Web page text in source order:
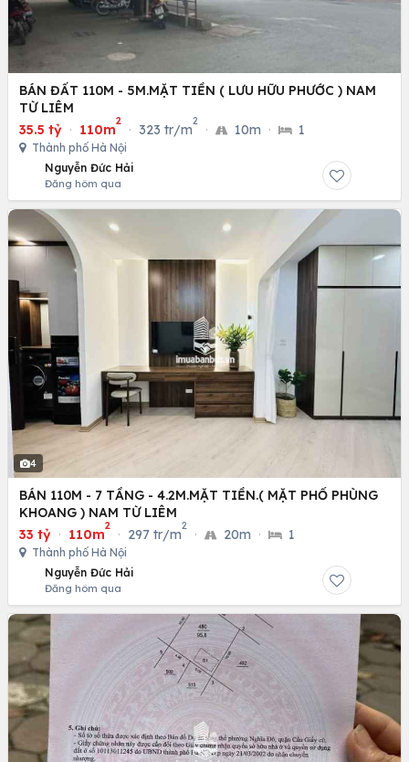
BÁN ĐẤT 110M - 5M.MẶT TIỀN ( LƯU HỮU PHƯỚC ) NAM
TỪ LIÊM
35.5 tỷ · 110m
2
· 323 tr/m
2
· 10m · 1
Thành phố Hà Nội
Nguyễn Đức Hải
Đăng hôm qua
4
BÁN 110M - 7 TẦNG - 4.2M.MẶT TIỀN.( MẶT PHỐ PHÙNG
KHOANG ) NAM TỪ LIÊM
33 tỷ · 110m
2
· 297 tr/m
2
· 20m · 1
Thành phố Hà Nội
Nguyễn Đức Hải
Đăng hôm qua